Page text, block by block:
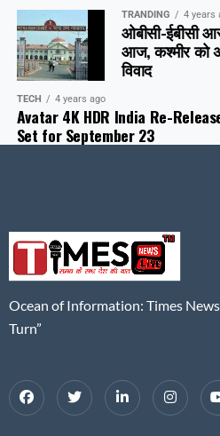
TRANDING 4 years
ओबीसी-ईबीसी
आज, कश्मीर को
विवाद
TECH 4 years ago
Avatar 4K HDR India Re-
Set for September 23
Ocean of Information: Times
Turn”